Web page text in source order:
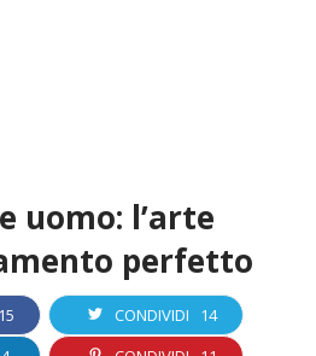
uomo: l’arte
perfetto
15 CONDIVIDI 14